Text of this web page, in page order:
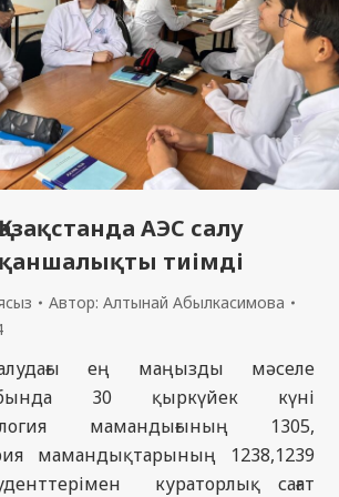
Қазақстанда АЭС салу
қаншалықты тиімді
Автор: Алтынай Абылкасимова
ең маңызды мәселе
30 қыркүйек күні
мамандығының 1305,
мамандықтарының 1238,1239
кураторлық сағат